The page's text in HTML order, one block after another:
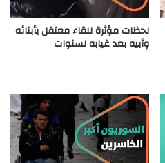
لحظات مؤثرة للقاء معتقل بأبنائه
وأبيه بعد غيابه لسنوات